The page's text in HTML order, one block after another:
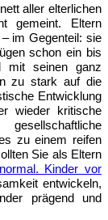
aller elterlichen
gemeint. Eltern
im Gegenteil: sie
schon ein bis
mit seinen ganz
zu stark auf die
Entwicklung
wieder kritische
zu einem reifen
Sie als Eltern
Kinder vor
entwickeln,
prägend und